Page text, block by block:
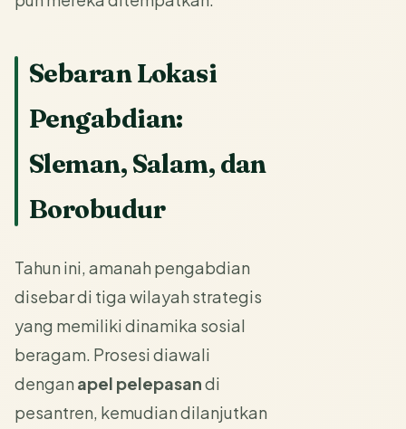
Sebaran Lokasi
Pengabdian:
Sleman, Salam, dan
Borobudur
Tahun ini, amanah pengabdian
disebar di tiga wilayah strategis
yang memiliki dinamika sosial
beragam. Prosesi diawali
dengan apel pelepasandi
pesantren, kemudian dilanjutkan